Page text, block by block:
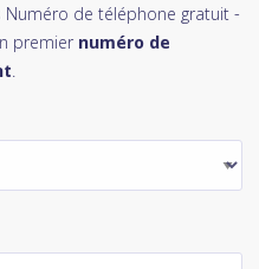
Numéro de téléphone gratuit -
premier numéro de
.